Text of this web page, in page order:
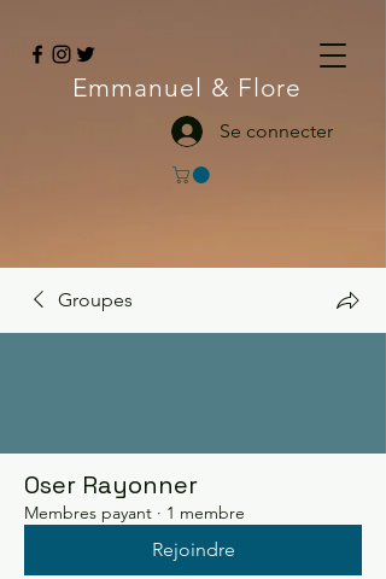
Emmanuel & Flore
Se connecter
Groupes
Oser Rayonner
Membres payant · 1 membre
Rejoindre